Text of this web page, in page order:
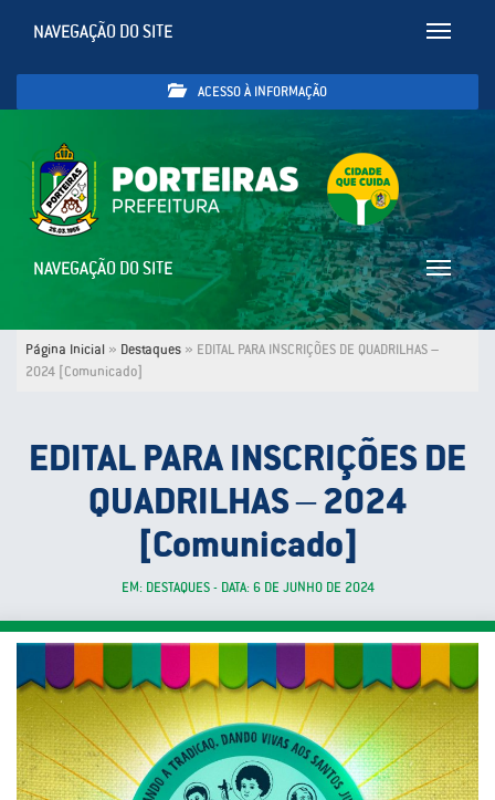
Toggle
NAVEGAÇÃO DO SITE
ACESSO À INFORMAÇÃO
Toggle
NAVEGAÇÃO DO SITE
Página Inicial » Destaques » EDITAL PARA INSCRIÇÕES DE QUADRILHAS –
2024 [Comunicado]
EDITAL PARA INSCRIÇÕES DE
QUADRILHAS – 2024
[Comunicado]
EM: DESTAQUES - DATA: 6 DE JUNHO DE 2024